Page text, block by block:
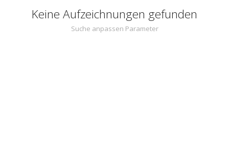
Keine Aufzeichnungen gefunden
Suche anpassen Parameter